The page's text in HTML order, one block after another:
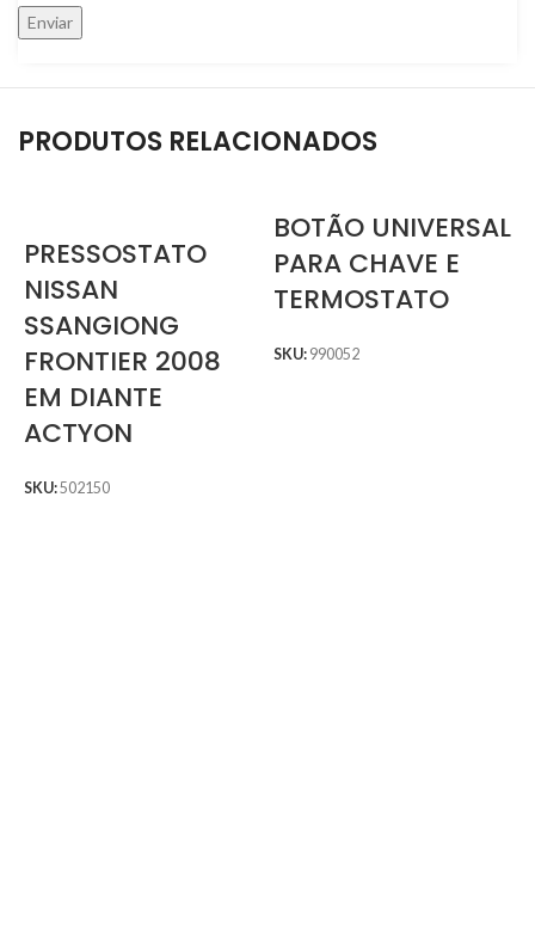
PRODUTOS RELACIONADOS
PRESSOSTATO
NISSAN
SSANGIONG
FRONTIER 2008
EM DIANTE
ACTYON
SKU:502150
BOTÃO UNIVERSAL
PARA CHAVE E
TERMOSTATO
SKU: 990052